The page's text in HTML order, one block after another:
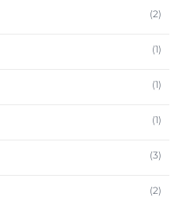
(2)
(1)
(1)
(1)
(3)
(2)